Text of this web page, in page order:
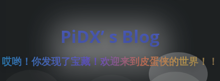
PiDX’ s Blog
哎哟！你发现了宝藏！欢迎来到皮蛋侠的世界！！